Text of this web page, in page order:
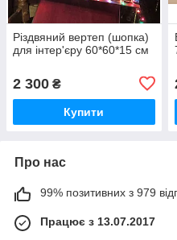
Різдвяний вертеп (шопка)
для інтер'єру 60*60*15 см
2 300 ₴
Купити
Про нас
99% позитивних з 979
Працює з 13.07.2017